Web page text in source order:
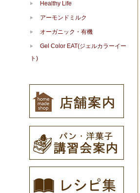
Healthy Life
アーモンドミルク
オーガニック・有機
Gel Color EAT(ジェルカラーイー
ト)